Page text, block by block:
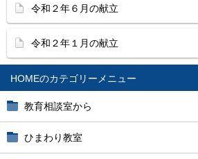
HOME
教育相談室から
ひまわり教室
令和２年６月の献立
令和２年１月の献立